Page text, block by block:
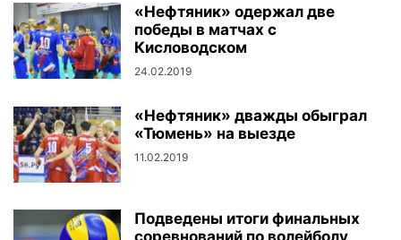
«Нефтяник» одержал две
победы в матчах с
Кисловодском
24.02.2019
«Нефтяник» дважды обыграл
«Тюмень» на выезде
11.02.2019
Подведены итоги финальных
соревнований по волейболу